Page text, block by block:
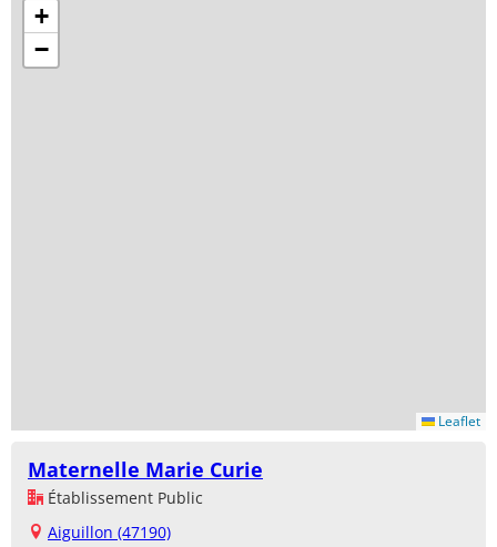
+
−
Leaflet
Maternelle Marie Curie
Établissement Public
Aiguillon (47190)